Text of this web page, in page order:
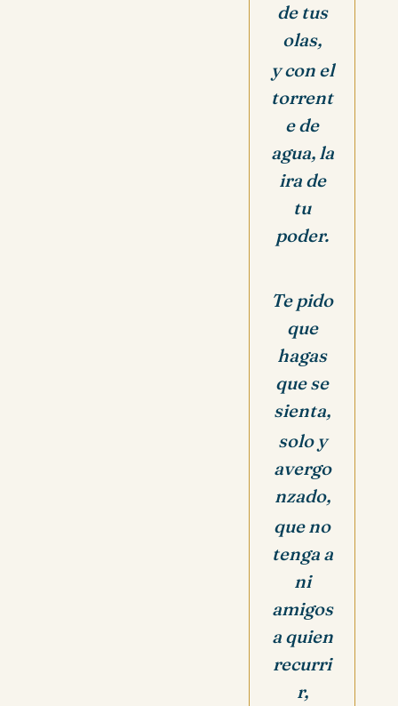
de tus
olas,
y con el
torrent
e de
agua, la
ira de
tu
poder.
Te pido
que
hagas
que se
sienta,
solo y
avergo
nzado,
que no
tenga a
ni
amigos
a quien
recurri
r,